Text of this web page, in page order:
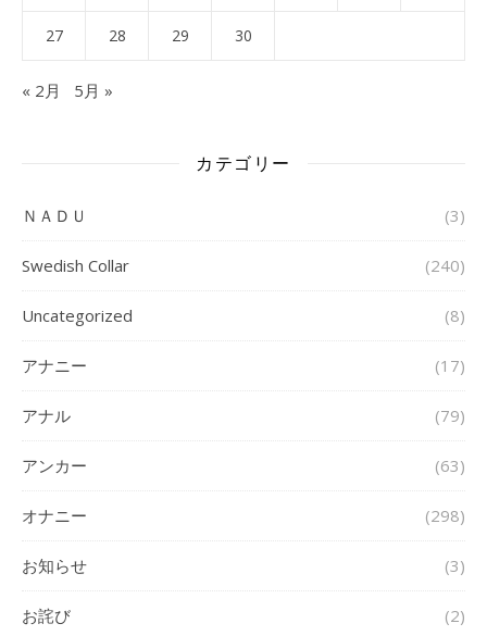
27 28 29 30
« 2月 5月 »
カテゴリー
ＮＡＤＵ (3)
Swedish Collar (240)
Uncategorized (8)
アナニー (17)
アナル (79)
アンカー (63)
オナニー (298)
お知らせ (3)
お詫び (2)